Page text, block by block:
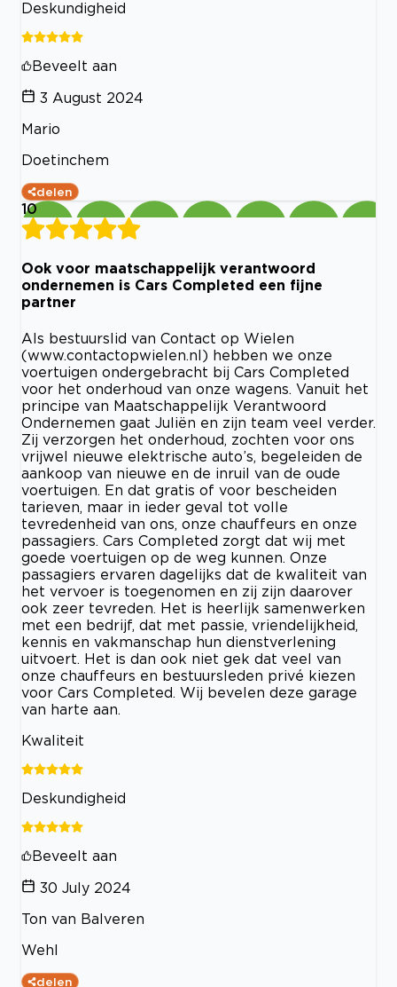
Deskundigheid
Beveelt aan
3 August 2024
Mario
Doetinchem
delen
10
Ook voor maatschappelijk verantwoord
ondernemen is Cars Completed een fijne
partner
Als bestuurslid van Contact op Wielen
(www.contactopwielen.nl) hebben we onze
voertuigen ondergebracht bij Cars Completed
voor het onderhoud van onze wagens. Vanuit het
principe van Maatschappelijk Verantwoord
Ondernemen gaat Juliën en zijn team veel verder.
Zij verzorgen het onderhoud, zochten voor ons
vrijwel nieuwe elektrische auto’s, begeleiden de
aankoop van nieuwe en de inruil van de oude
voertuigen. En dat gratis of voor bescheiden
tarieven, maar in ieder geval tot volle
tevredenheid van ons, onze chauffeurs en onze
passagiers. Cars Completed zorgt dat wij met
goede voertuigen op de weg kunnen. Onze
passagiers ervaren dagelijks dat de kwaliteit van
het vervoer is toegenomen en zij zijn daarover
ook zeer tevreden. Het is heerlijk samenwerken
met een bedrijf, dat met passie, vriendelijkheid,
kennis en vakmanschap hun dienstverlening
uitvoert. Het is dan ook niet gek dat veel van
onze chauffeurs en bestuursleden privé kiezen
voor Cars Completed. Wij bevelen deze garage
van harte aan.
Kwaliteit
Deskundigheid
Beveelt aan
30 July 2024
Ton van Balveren
Wehl
delen